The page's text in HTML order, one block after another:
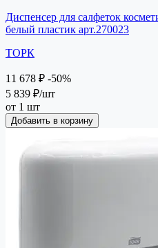
Диспенсер для салфеток
белый пластик арт.270023
ТОРК
11 678 ₽ -50%
5 839 ₽/шт
от 1 шт
Добавить в корзину